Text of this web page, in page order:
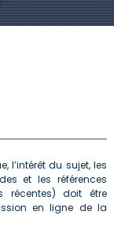
l’intérêt du sujet, les
et les références
récentes) doit être
en ligne de la